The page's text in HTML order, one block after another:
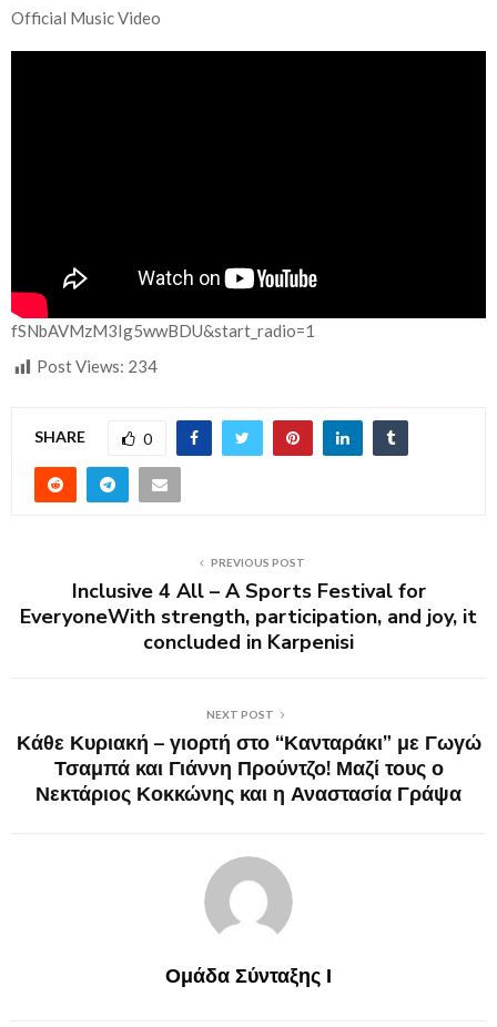
Official Music Video
fSNbAVMzM3Ig5wwBDU&start_radio=1
Post Views: 234
SHARE 0
PREVIOUS POST
Inclusive 4 All – A Sports Festival for
EveryoneWith strength, participation, and joy, it
concluded in Karpenisi
NEXT POST
Κάθε Κυριακή – γιορτή στο “Κανταράκι” με Γωγώ
Τσαμπά και Γιάννη Προύντζο! Μαζί τους ο
Νεκτάριος Κοκκώνης και η Αναστασία Γράψα
Ομάδα Σύνταξης Ι